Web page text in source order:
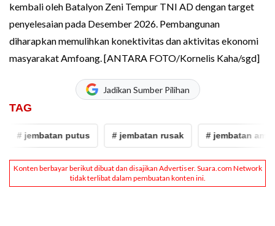
kembali oleh Batalyon Zeni Tempur TNI AD dengan target
penyelesaian pada Desember 2026. Pembangunan
diharapkan memulihkan konektivitas dan aktivitas ekonomi
masyarakat Amfoang. [ANTARA FOTO/Kornelis Kaha/sgd]
Jadikan Sumber Pilihan
TAG
jembatan putus # jembatan rusak # jembatan ambruk